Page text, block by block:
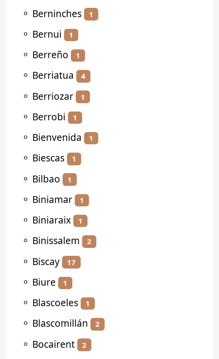
⚬ Berninches 1
⚬ Bernui 1
⚬ Berreño 1
⚬ Berriatua 4
⚬ Berriozar 1
⚬ Berrobi 1
⚬ Bienvenida 1
⚬ Biescas 1
⚬ Bilbao 1
⚬ Biniamar 1
⚬ Biniaraix 1
⚬ Binissalem 2
⚬ Biscay 17
⚬ Biure 1
⚬ Blascoeles 1
⚬ Blascomillán 2
⚬ Bocairent 2